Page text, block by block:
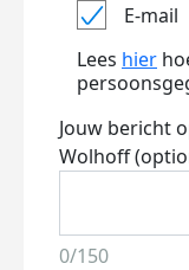
E-mail
Lees hier
Jouw bericht
Wolhoff
0/150